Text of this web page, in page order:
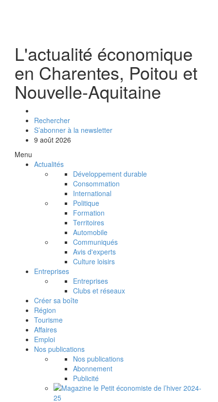
L'actualité économique
en Charentes, Poitou et
Nouvelle-Aquitaine
Rechercher
S’abonner à la newsletter
9 août 2026
Menu
Actualités
Développement durable
Consommation
International
Politique
Formation
Territoires
Automobile
Communiqués
Avis d'experts
Culture loisirs
Entreprises
Entreprises
Clubs et réseaux
Créer sa boîte
Région
Tourisme
Affaires
Emploi
Nos publications
Nos publications
Abonnement
Publicité